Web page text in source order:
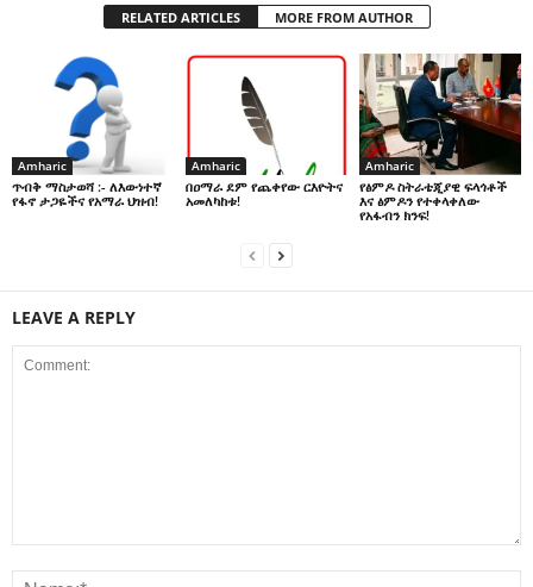
RELATED ARTICLES MORE FROM AUTHOR
Amharic
ጥብቅ ማስታወሻ :- ለእውነተኛ
የፋኖ ታጋዬችና የአማራ ህዝብ!
Amharic
በዐማራ ደም የጨቀየው ርእዮትና
አመለካከቱ!
Amharic
የፅምዶ ስትራቴጂያዊ ፍላጎቶች
እና ፅምዶን የተቀላቀለው
የአፋብን ክንፍ!
LEAVE A REPLY